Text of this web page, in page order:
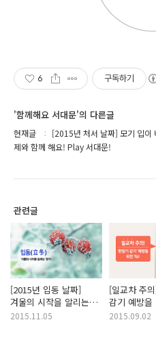
6 구독하기
'함께해요 서대문'의 다른글
현재글
[2015년 처서 날짜] 모기 입이
제와 함께 해요! Play 서대문!
관련글
[2015년 입동 날짜]
겨울의 시작을 알리는
입동(立冬), 직장인
2015.11.05
[일교차 주
감기 예방
2015.09.02